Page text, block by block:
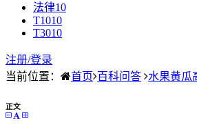
法律10
T1010
T3010
注册/登录
当前位置：
首页 百科问答 水果黄瓜
正文